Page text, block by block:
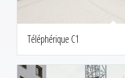
Téléphérique C1